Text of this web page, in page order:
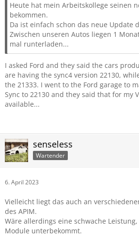
Heute hat mein Arbeitskollege seinen
bekommen.
Da ist einfach schon das neue Update
Zwischen unseren Autos liegen 1
mal runterladen...
I asked Ford and they said the cars
are having the sync4 version 22130,
the 21333. I went to the Ford garage to
Sync to 22130 and they said that for my
available...
senseless
Wartender
6. April 2023
Vielleicht liegt das auch an
des APIM.
Wäre allerdings eine schwache
Module unterbekommt.